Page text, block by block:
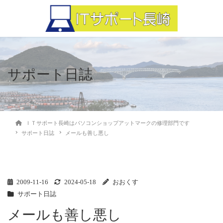
サポート日誌
ＩＴサポート長崎はパソコンショップアットマークの修理部門です
サポート日誌
メールも善し悪し
2009-11-16 2024-05-18
おおくす
サポート日誌
メールも善し悪し